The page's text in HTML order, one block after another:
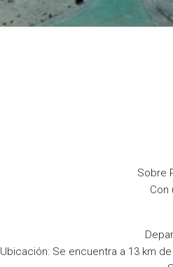
Sobre
Con
Ubicación: Se encuentra a 13 km